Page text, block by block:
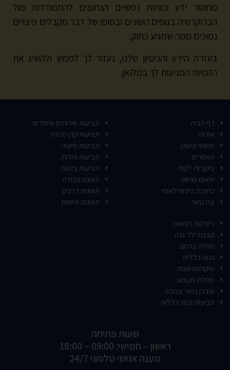
מחוסר ידע וכוחות נפשיים הנחוצים להתמודדות מול
הברוקרטיה בגופים השונים ובסופו של דבר מקבלים פיצויים
נמוכים ממה שמגיע כחוק.
בעזרת הידע והניסיון שלנו, נעזור לך לממש ולהשיג את
הזכויות המגיעות לך במלואן.
דף הבית
אודות
תחומי עיסוק
מאמרים
ביקורות לקוח
תיאום פגישה
כתובת ביטוח לאומי
צרו קשר
תביעות שירותים מיוחדים
תביעות קרן פנסיה
תביעות סיעוד
תביעות ניידות
תביעות ביטוח
תאונת עבודה
תאונות דרכים
תאונות אישיות
רשלנות רפואית
קצבת ילד נכה
נפילה ברחוב
נכות כללית
מיקרוטראומה
מחלת מקצוע
אובדן כושר עבודה
תביעות נכות כללית
שעות פתיחה
ראשון – חמישי: 09:00 – 18:00
מענה אנושי טלפוני 24/7